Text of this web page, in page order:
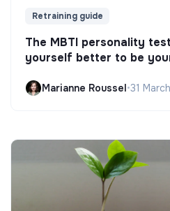
Retraining guide
The MBTI personality
yourself better to be
Marianne Roussel•31